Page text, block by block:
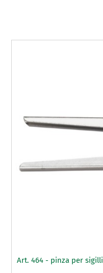
Art. 464 - pinza per sigilli